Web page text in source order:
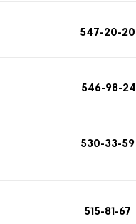
547-20-20
546-98-24
530-33-59
515-81-67